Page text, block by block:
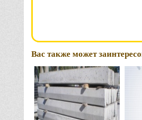
Вас также может